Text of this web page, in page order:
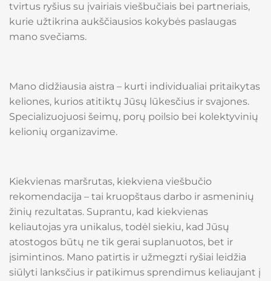
tvirtus ryšius su įvairiais viešbučiais bei partneriais,
kurie užtikrina aukščiausios kokybės paslaugas
mano svečiams.
Mano didžiausia aistra – kurti individualiai pritaikytas
keliones, kurios atitiktų Jūsų lūkesčius ir svajones.
Specializuojuosi šeimų, porų poilsio bei kolektyvinių
kelionių organizavime.
Kiekvienas maršrutas, kiekviena viešbučio
rekomendacija – tai kruopštaus darbo ir asmeninių
žinių rezultatas. Suprantu, kad kiekvienas
keliautojas yra unikalus, todėl siekiu, kad Jūsų
atostogos būtų ne tik gerai suplanuotos, bet ir
įsimintinos. Mano patirtis ir užmegzti ryšiai leidžia
siūlyti lanksčius ir patikimus sprendimus keliaujant į